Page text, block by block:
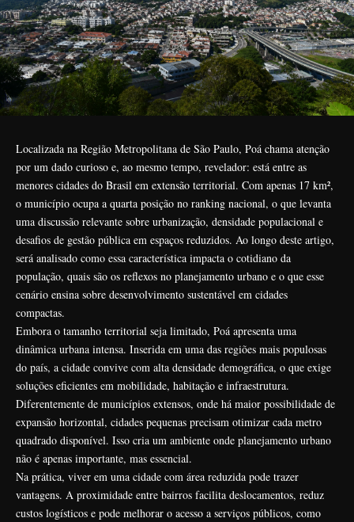
Localizada na Região Metropolitana de São Paulo, Poá chama atenção
por um dado curioso e, ao mesmo tempo, revelador: está entre as
menores cidades do Brasil em extensão territorial. Com apenas 17 km²,
o município ocupa a quarta posição no ranking nacional, o que levanta
uma discussão relevante sobre urbanização, densidade populacional e
desafios de gestão pública em espaços reduzidos. Ao longo deste artigo,
será analisado como essa característica impacta o cotidiano da
população, quais são os reflexos no planejamento urbano e o que esse
cenário ensina sobre desenvolvimento sustentável em cidades
compactas.
Embora o tamanho territorial seja limitado, Poá apresenta uma
dinâmica urbana intensa. Inserida em uma das regiões mais populosas
do país, a cidade convive com alta densidade demográfica, o que exige
soluções eficientes em mobilidade, habitação e infraestrutura.
Diferentemente de municípios extensos, onde há maior possibilidade de
expansão horizontal, cidades pequenas precisam otimizar cada metro
quadrado disponível. Isso cria um ambiente onde planejamento urbano
não é apenas importante, mas essencial.
Na prática, viver em uma cidade com área reduzida pode trazer
vantagens. A proximidade entre bairros facilita deslocamentos, reduz
custos logísticos e pode melhorar o acesso a serviços públicos, como